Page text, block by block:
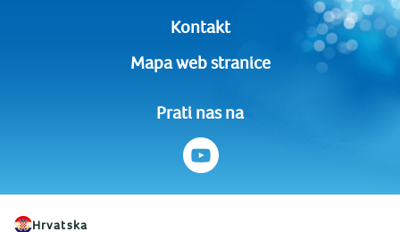
Kontakt
Mapa web stranice
Prati nas na
Hrvatska